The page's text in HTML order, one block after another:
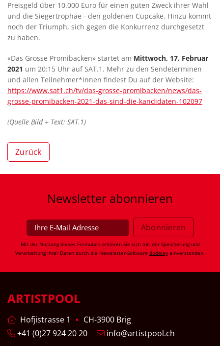
Preisgeld über 10.000 Euro für einen guten Zweck ihrer Wahl
und die Siegertrophäe - den goldenen Cupcake. Hinzu kommt
noch der Triumph, sich gegen die Konkurrenz durchgesetzt
zu haben.
«Das Grosse Promibacken» startet am Mittwoch, 17. Februar
2021 um 20:15 Uhr auf SAT.1. Mehr zu den Sendeterminen
und allen Teilnehmer*innen findest Du auf der Website:
https://www.sat1.ch/tv/das-grosse-promibacken/news/das-
grosse-promibacken-2021-das-sind-die-kandidaten-102097
(Quelle Bild + Text: SAT.1)
Zurück
Newsletter abonnieren
Mit der Nutzung dieses Formulars erklären Sie sich mit der Speicherung und
Verarbeitung Ihrer Daten durch die Newsletter-Software dodeley einverstanden.
ARTISTPOOL
Hofjistrasse 1
CH-3900 Brig
+41 (0)27 924 20 20
info@artistpool.ch